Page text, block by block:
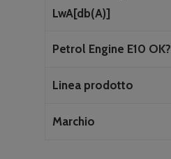
LwA[db(A)]
Petrol Engine E10 OK?
Linea prodotto
Marchio